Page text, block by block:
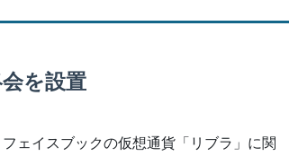
を設置
ェイスブックの仮想通貨「リブラ」に関